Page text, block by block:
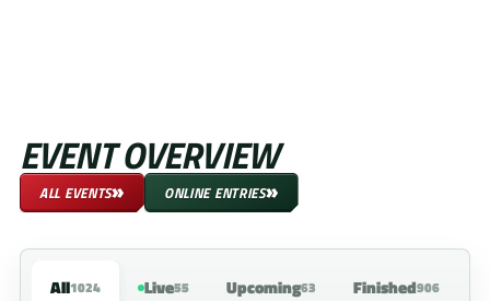
EVENT OVERVIEW
ALL EVENTS» ONLINE ENTRIES»
All1024 Live55 Upcoming63 Finished906